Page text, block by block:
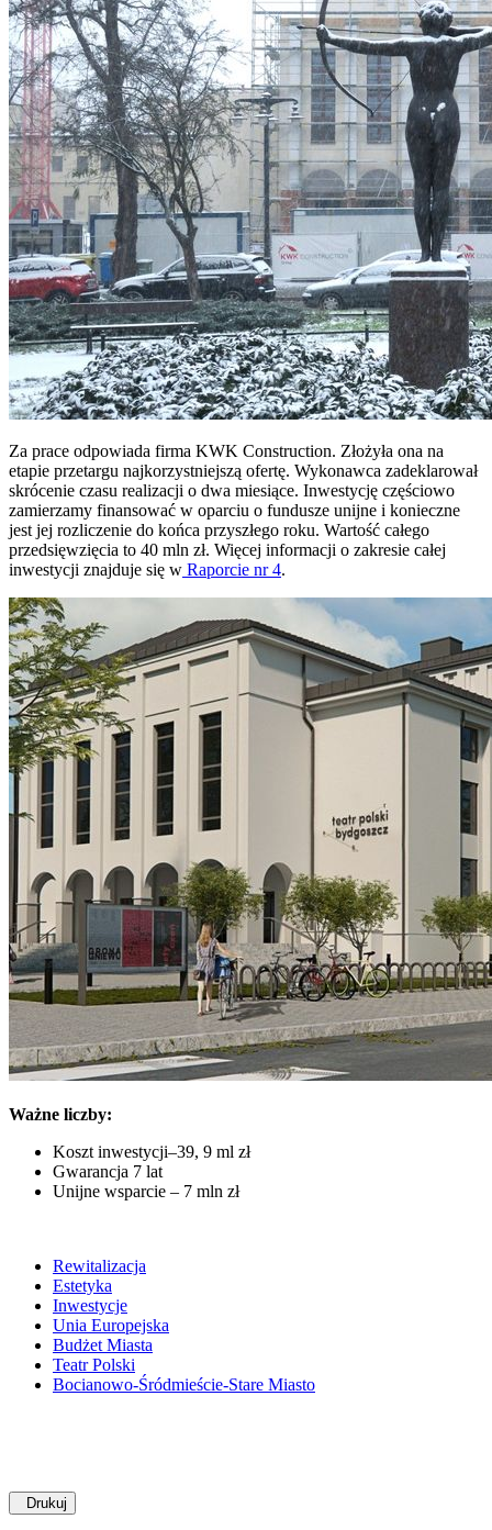
Za prace odpowiada firma KWK Construction. Złożyła ona na
etapie przetargu najkorzystniejszą ofertę. Wykonawca zadeklarował
skrócenie czasu realizacji o dwa miesiące. Inwestycję częściowo
zamierzamy finansować w oparciu o fundusze unijne i konieczne
jest jej rozliczenie do końca przyszłego roku. Wartość całego
przedsięwzięcia to 40 mln zł. Więcej informacji o zakresie całej
inwestycji znajduje się w Raporcie nr 4.
Ważne liczby:
Koszt inwestycji–39, 9 ml zł
Gwarancja 7 lat
Unijne wsparcie – 7 mln zł
Rewitalizacja
Estetyka
Inwestycje
Unia Europejska
Budżet Miasta
Teatr Polski
Bocianowo-Śródmieście-Stare Miasto
Drukuj